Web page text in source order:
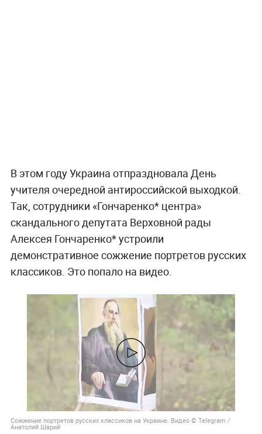
В этом году Украина отпраздновала День
учителя очередной антироссийской выходкой.
Так, сотрудники «Гончаренко* центра»
скандального депутата Верховной рады
Алексея Гончаренко* устроили
демонстративное сожжение портретов русских
классиков. Это попало на видео.
Сожжение портретов русских классиков на Украине. Видео © Telegram /
Анатолий Шарий